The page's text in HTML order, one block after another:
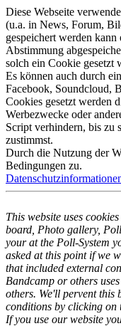
Diese Webseite
(u.a. in News, Forum,
gespeichert werden
Abstimmung
solch ein Cookie gesetzt
Es können auch durch
Facebook, Soundcloud,
Cookies gesetzt werden
Werbezwecke oder
Script verhindern, bis zu
zustimmst.
Durch die Nutzung der
Bedingungen zu.
This website uses
board, Photo gallery,
your at the Poll-System
asked at this point if we
that included external
Bandcamp or others
others. We'll pervent this
conditions by clicking on
If you use our website